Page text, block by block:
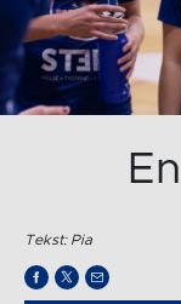
Tekst: Pia